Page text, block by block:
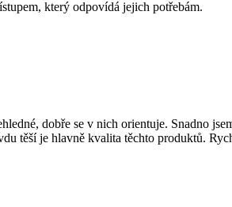
který odpovídá jejich potřebám.
dobře se v nich orientuje. Snadno
těší je hlavně kvalita těchto produktů.